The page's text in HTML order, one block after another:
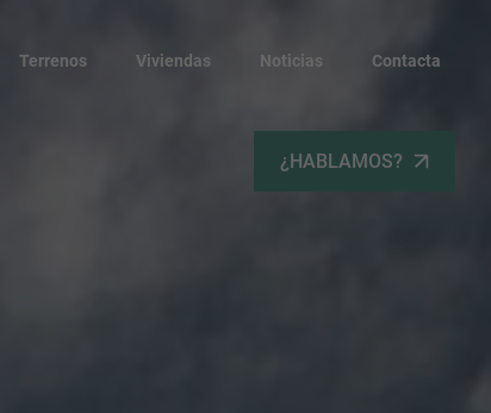
Terrenos Viviendas Noticias Contacta
¿HABLAMOS?